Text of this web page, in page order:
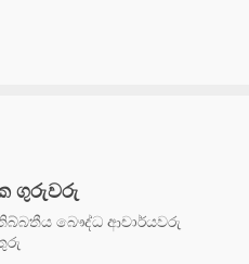
ගුරුවරු
බෞද්ධ ආචාර්යවරු